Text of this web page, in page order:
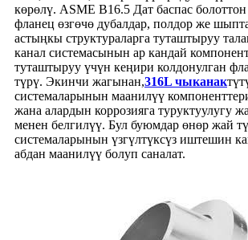
көрөлү. ASME B16.5 Дат баспас
фланец өзгөчө дубалдар, полдор же
астыңкы структураларга туташтыруу
канал системасынын ар кандай
туташтыруу үчүн кеңири колдонулган
түрү. Экинчи жагынан,316L чыканак
системаларынын маанилүү
жана алардын коррозияга туруктуулугу
менен белгилүү. Бул буюмдар өнөр жай
системаларынын үзгүлтүксүз иштешин
абдан маанилүү болуп саналат.